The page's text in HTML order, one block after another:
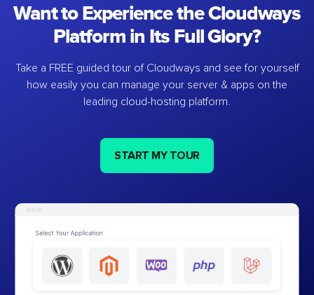
Want to Experience the Cloudways
Platform in Its Full Glory?
Take a FREE guided tour of Cloudways and see for yourself
how easily you can manage your server & apps on the
leading cloud-hosting platform.
START MY TOUR